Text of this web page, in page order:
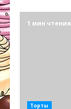
1 мин чтения
Торты